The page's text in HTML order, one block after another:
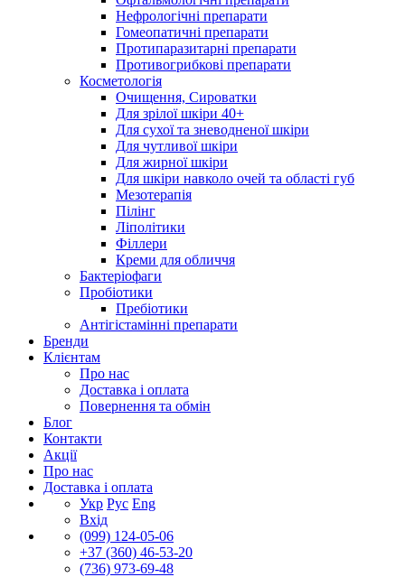
Нефрологічні препарати
Гомеопатичні препарати
Протипаразитарні препарати
Противогрибкові препарати
Косметологія
Очищення, Сироватки
Для зрілої шкіри 40+
Для сухої та зневодненої шкіри
Для чутливої шкіри
Для жирної шкіри
Для шкіри навколо очей та області губ
Мезотерапія
Пілінг
Ліполітики
Філлери
Креми для обличчя
Бактеріофаги
Пробіотики
Пребіотики
Антігістамінні препарати
Бренди
Клієнтам
Про нас
Доставка і оплата
Повернення та обмін
Блог
Контакти
Акції
Про нас
Доставка і оплата
Укр Рус Eng
Вхід
(099) 124-05-06
+37 (360) 46-53-20
(736) 973-69-48